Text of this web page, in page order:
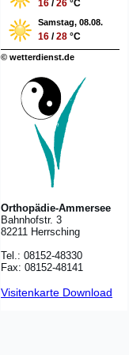
16 / 26 °C
Samstag, 08.08.
16 /28 °C
© wetterdienst.de
Orthopädie-Ammersee
Bahnhofstr. 3
82211 Herrsching
Tel.: 08152-48330
Fax: 08152-48141
Visitenkarte Download